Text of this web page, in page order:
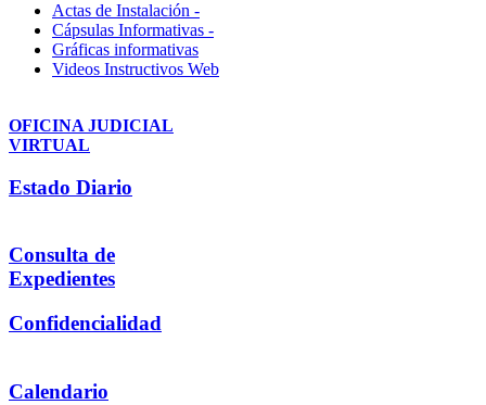
Actas de Instalación -
Cápsulas Informativas -
Gráficas informativas
Videos Instructivos Web
OFICINA JUDICIAL
VIRTUAL
Estado Diario
Consulta de
Expedientes
Confidencialidad
Calendario